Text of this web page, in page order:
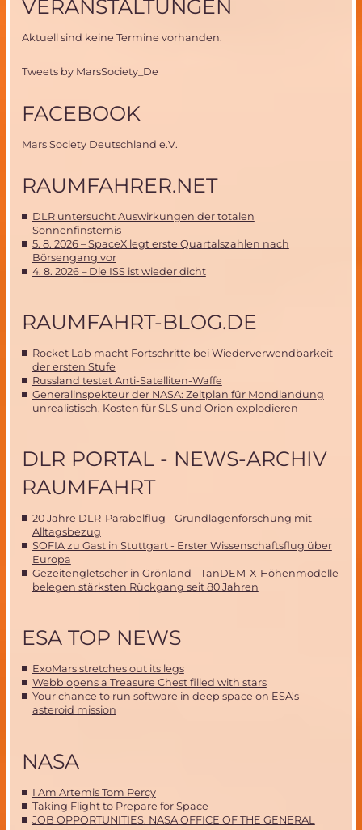
VERANSTALTUNGEN
Aktuell sind keine Termine vorhanden.
Tweets by MarsSociety_De
FACEBOOK
Mars Society Deutschland e.V.
RAUMFAHRER.NET
DLR untersucht Auswirkungen der totalen
Sonnenfinsternis
5. 8. 2026 – SpaceX legt erste Quartalszahlen nach
Börsengang vor
4. 8. 2026 – Die ISS ist wieder dicht
RAUMFAHRT-BLOG.DE
Rocket Lab macht Fortschritte bei Wiederverwendbarkeit
der ersten Stufe
Russland testet Anti-Satelliten-Waffe
Generalinspekteur der NASA: Zeitplan für Mondlandung
unrealistisch, Kosten für SLS und Orion explodieren
DLR PORTAL - NEWS-ARCHIV
RAUMFAHRT
20 Jahre DLR-Parabelflug - Grundlagenforschung mit
Alltagsbezug
SOFIA zu Gast in Stuttgart - Erster Wissenschaftsflug über
Europa
Gezeitengletscher in Grönland - TanDEM-X-Höhenmodelle
belegen stärksten Rückgang seit 80 Jahren
ESA TOP NEWS
ExoMars stretches out its legs
Webb opens a Treasure Chest filled with stars
Your chance to run software in deep space on ESA's
asteroid mission
NASA
I Am Artemis Tom Percy
Taking Flight to Prepare for Space
JOB OPPORTUNITIES: NASA OFFICE OF THE GENERAL